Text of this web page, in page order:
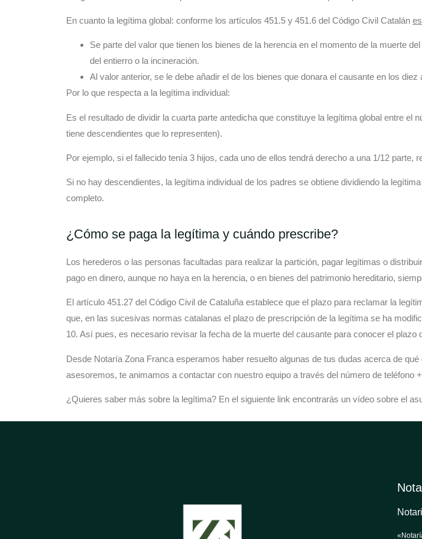
En cuanto la legítima global: conforme los artículos 451.5 y 451.6 del Código Civil Catalán
Se parte del valor que tienen los bienes de la herencia en el momento de la muerte
del entierro o la incineración.
Al valor anterior, se le debe añadir el de los bienes que donara el causante en los
Por lo que respecta a la legítima individual:
Es el resultado de dividir la cuarta parte antedicha que constituye la legítima global entre
tiene descendientes que lo representen).
Por ejemplo, si el fallecido tenía 3 hijos, cada uno de ellos tendrá derecho a una 1/12 parte,
Si no hay descendientes, la legítima individual de los padres se obtiene dividiendo la
completo.
¿Cómo se paga la legítima y cuándo prescribe?
Los herederos o las personas facultadas para realizar la partición, pagar legítimas o
pago en dinero, aunque no haya en la herencia, o en bienes del patrimonio hereditario,
El artículo 451.27 del Código Civil de Cataluña establece que el plazo para reclamar la
que, en las sucesivas normas catalanas el plazo de prescripción de la legítima se ha
10. Así pues, es necesario revisar la fecha de la muerte del causante para conocer el plazo
Desde Notaría Zona Franca esperamos haber resuelto algunas de tus dudas acerca de qué
asesoremos, te animamos a contactar con nuestro equipo a través del número de teléfono
¿Quieres saber más sobre la legítima? En el siguiente link encontrarás un vídeo sobre el